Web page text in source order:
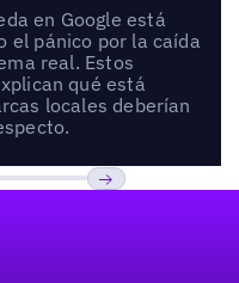
en Google está
el pánico por la caída
real. Estos
qué está
locales deberían